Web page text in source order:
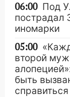
06:00 Под
пострадал
иномарки
05:00
второй
быть
справиться